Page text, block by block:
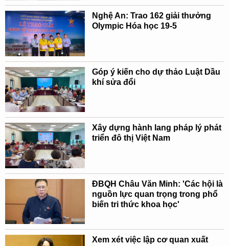
Nghệ An: Trao 162 giải thưởng
Olympic Hóa học 19-5
Góp ý kiến cho dự thảo Luật Dầu
khí sửa đổi
Xây dựng hành lang pháp lý phát
triển đô thị Việt Nam
ĐBQH Châu Văn Minh: 'Các hội là
nguồn lực quan trọng trong phổ
biến tri thức khoa học'
Xem xét việc lập cơ quan xuất